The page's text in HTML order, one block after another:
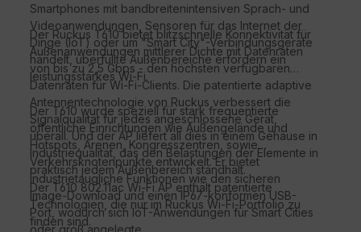
Smartphones mit bandbreitenintensiven Sprach- und
Videoanwendungen, Sensoren für das Internet der
Dinge (IoT) oder um "Smart City"-Verbindungsgeräte
handelt, überfüllte Außenbereiche erfordern ein
leistungsstarkes Wi-Fi.
Der Ruckus T610 bietet blitzschnelle Konnektivität für
Außenanwendungen mittlerer Dichte mit Datenraten
von bis zu 2,5 Gbps - den höchsten verfügbaren
Datenraten für Wi-Fi-Clients. Die patentierte adaptive
Antennentechnologie von Ruckus verbessert die
Signalqualität für jedes angeschlossene Gerät,
überall. Und der AP liefert all dies in einem Gehäuse in
Industriequalität, das den Belastungen der Elemente in
praktisch jedem Außenbereich standhält.
Der T610 wurde speziell für stark frequentierte
öffentliche Einrichtungen wie Außengelände und
Hotspots, Arenen, Kongresszentren, sowie
Verkehrsknotenpunkte entwickelt. Er bietet
industrietaugliche Funktionen wie den sicheren
Image-Download und einen IP67-konformen USB-
Port, wodurch sich IoT-Anwendungen für Smart Cities
oder groß angelegte
Der T610 802.11ac Wi-Fi AP enthält patentierte
Technologien, die nur im Ruckus Wi-Fi-Portfolio zu
finden sind.